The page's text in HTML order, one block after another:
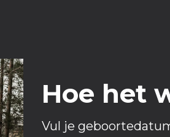
Hoe het
Vul je